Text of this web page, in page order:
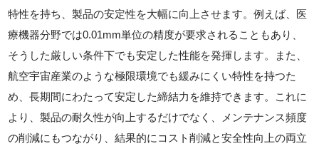
特性を持ち、製品の安定性を大幅に向上させます。例えば、医
療機器分野では0.01mm単位の精度が要求されることもあり、
そうした厳しい条件下でも安定した性能を発揮します。また、
航空宇宙産業のような極限環境でも緩みにくい特性を持つた
め、長期間にわたって安定した締結力を維持できます。これに
より、製品の耐久性が向上するだけでなく、メンテナンス頻度
の削減にもつながり、結果的にコスト削減と安全性向上の両立